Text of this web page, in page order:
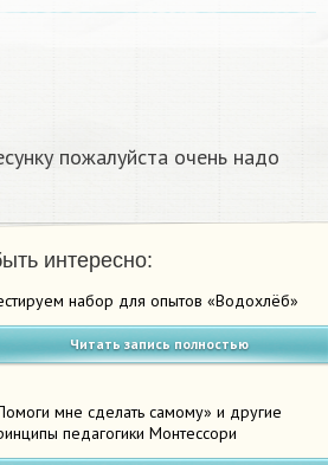
пожалуйста очень надо
интересно:
набор для опытов «Водохлёб»
Читать запись полностью
мне сделать самому» и другие
педагогики Монтессори